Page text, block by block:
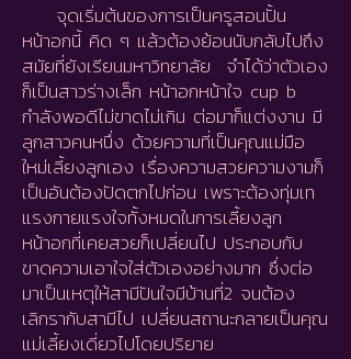
จุดเริ่มต้นของการเป็นครูสอนปั้น
หน้าอกนี้ คิด ๆ แล้วต้องย้อนนับกลับไปถึง
สมัยที่ยังเรียนมหาวิทยาลัย จำได้ว่าตัวเอง
ก็เป็นสาวร่างเล็ก หน้าอกหน้าใจ cup b
กำลังพอดีไม่ขาดไม่เกิน ต่อมาก็แต่งงาน มี
ลูกสาวคนหนึ่ง ด้วยความที่เป็นคุณแม่มือ
ใหม่เลี้ยงลูกเอง เรื่องความสวยความงามก็
เป็นอันต้องปัดตกไปก่อน เพราะต้องทุ่มเท
แรงกายแรงใจทั้งหมดในการเลี้ยงลูก
หน้าอกที่เคยสวยก็เปลี่ยนไป ประกอบกับ
ขาดความเอาใจใส่ตัวเองอย่างมาก ซึ่งต่อ
มาเป็นเหตุให้สามีปันใจมีบ้านที่2 จนต้อง
เลิกรากับสามีไป เปลี่ยนสถานะกลายเป็นคุณ
แม่เลี้ยงเดี่ยวไปโดยปริยาย